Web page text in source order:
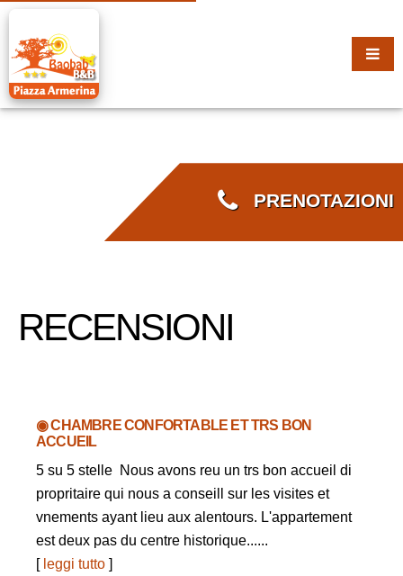
PRENOTAZIONI
RECENSIONI
◉ CHAMBRE CONFORTABLE ET TRS BON
ACCUEIL
5 su 5 stelle Nous avons reu un trs bon accueil di
propritaire qui nous a conseill sur les visites et
vnements ayant lieu aux alentours. L'appartement
est deux pas du centre historique......
[ leggi tutto ]